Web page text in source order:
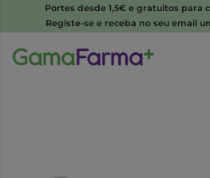
Portes desde 1,5€ e gratuitos para
Registe-se e receba no seu email